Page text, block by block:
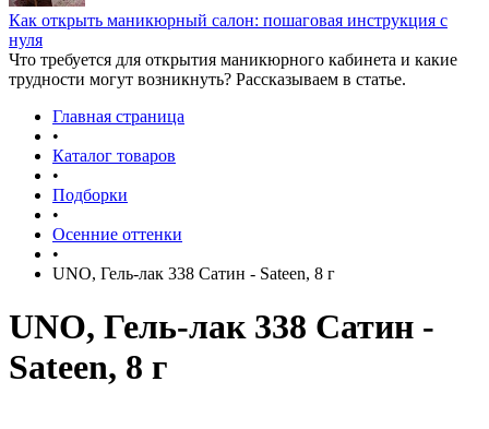
Как открыть маникюрный салон: пошаговая инструкция с
нуля
Что требуется для открытия маникюрного кабинета и какие
трудности могут возникнуть? Рассказываем в статье.
Главная страница
•
Каталог товаров
•
Подборки
•
Осенние оттенки
•
UNO, Гель-лак 338 Сатин - Sateen, 8 г
UNO, Гель-лак 338 Сатин -
Sateen, 8 г